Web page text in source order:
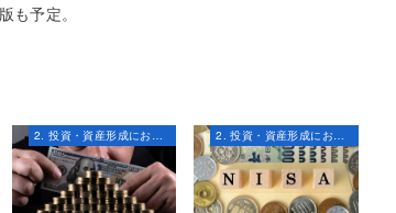
も予定。
2. 投資・資産形成における知識とスキル 2. 投資・資産形成における知識とスキル